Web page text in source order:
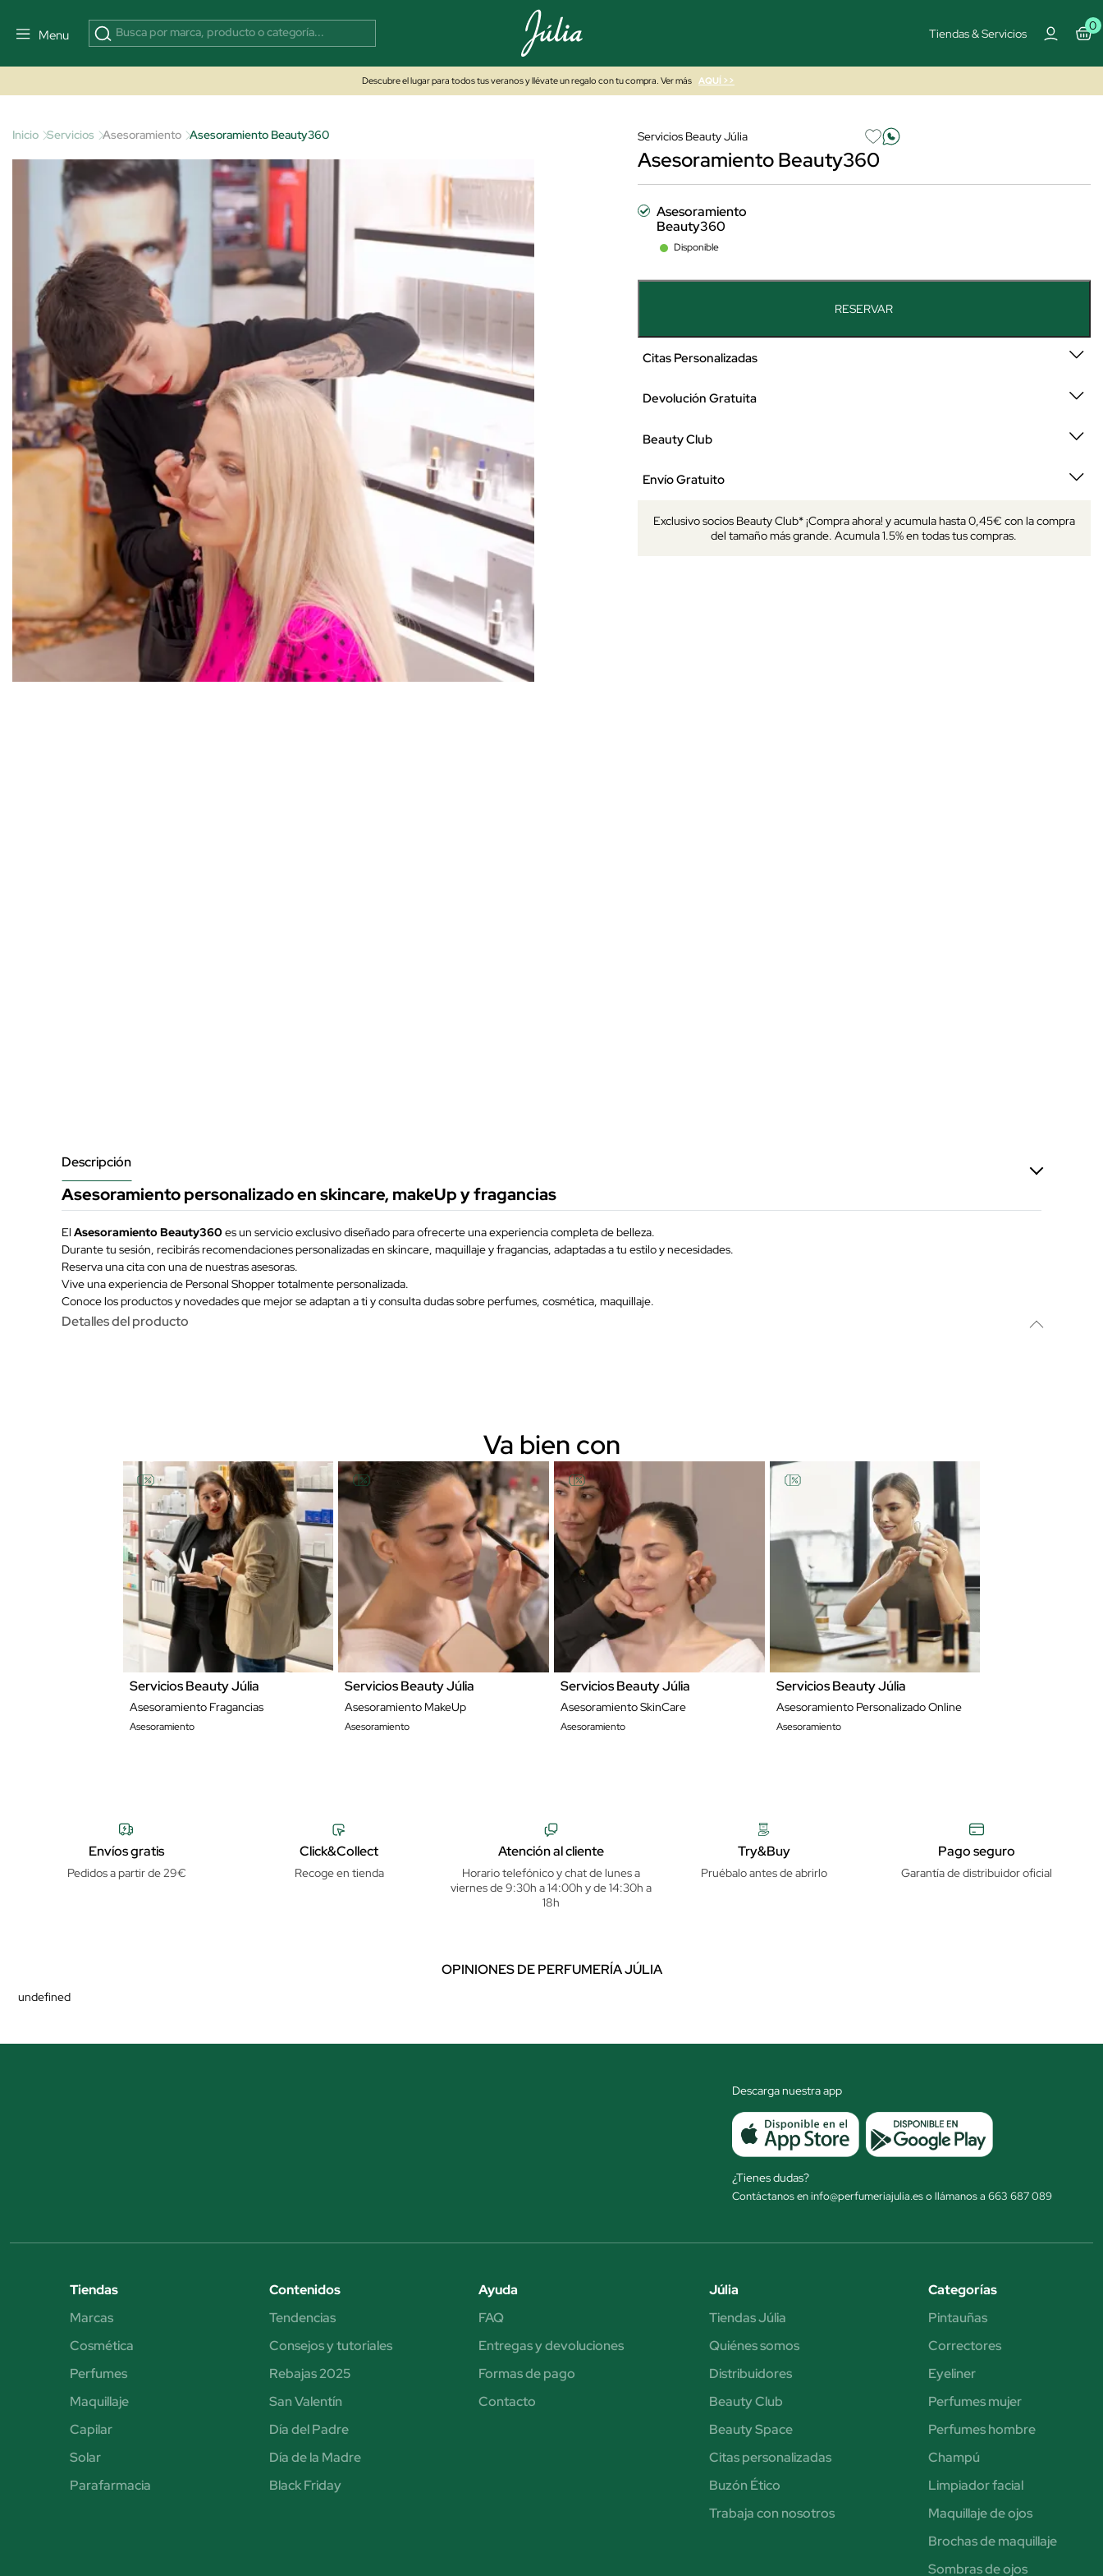
Menu Tiendas & Servicios
0
Descubre el lugar para todos tus veranos y llévate un regalo con tu compra. Ver más AQUÍ >>
Inicio Servicios Asesoramiento Asesoramiento Beauty360 Servicios Beauty Júlia
Asesoramiento Beauty360
Asesoramiento
Beauty360
Disponible
RESERVAR
Citas Personalizadas
Devolución Gratuita
Beauty Club
Envío Gratuito
Exclusivo socios Beauty Club* ¡Compra ahora! y acumula hasta 0,45€ con la compra
del tamaño más grande. Acumula 1.5% en todas tus compras.
Descripción
Asesoramiento personalizado en skincare, makeUp y fragancias
El Asesoramiento Beauty360 es un servicio exclusivo diseñado para ofrecerte una experiencia completa de belleza.
Durante tu sesión, recibirás recomendaciones personalizadas en skincare, maquillaje y fragancias, adaptadas a tu estilo y necesidades.
Reserva una cita con una de nuestras asesoras.
Vive una experiencia de Personal Shopper totalmente personalizada.
Conoce los productos y novedades que mejor se adaptan a ti y consulta dudas sobre perfumes, cosmética, maquillaje.
Detalles del producto
Va bien con
Servicios Beauty Júlia
Asesoramiento Fragancias
Asesoramiento
Servicios Beauty Júlia
Asesoramiento MakeUp
Asesoramiento
Servicios Beauty Júlia
Asesoramiento SkinCare
Asesoramiento
Servicios Beauty Júlia
Asesoramiento Personalizado Online
Asesoramiento
Envíos gratis
Pedidos a partir de 29€
Click&Collect
Recoge en tienda
Atención al cliente
Horario telefónico y chat de lunes a
viernes de 9:30h a 14:00h y de 14:30h a
18h
Try&Buy
Pruébalo antes de abrirlo
Pago seguro
Garantía de distribuidor oficial
OPINIONES DE PERFUMERÍA JÚLIA
undefined
Descarga nuestra app
¿Tienes dudas?
Contáctanos en info@perfumeriajulia.es o llámanos a 663 687 089
Tiendas
Marcas
Cosmética
Perfumes
Maquillaje
Capilar
Solar
Parafarmacia
Contenidos
Tendencias
Consejos y tutoriales
Rebajas 2025
San Valentín
Día del Padre
Día de la Madre
Black Friday
Ayuda
FAQ
Entregas y devoluciones
Formas de pago
Contacto
Júlia
Tiendas Júlia
Quiénes somos
Distribuidores
Beauty Club
Beauty Space
Citas personalizadas
Buzón Ético
Trabaja con nosotros
Categorías
Pintauñas
Correctores
Eyeliner
Perfumes mujer
Perfumes hombre
Champú
Limpiador facial
Maquillaje de ojos
Brochas de maquillaje
Sombras de ojos